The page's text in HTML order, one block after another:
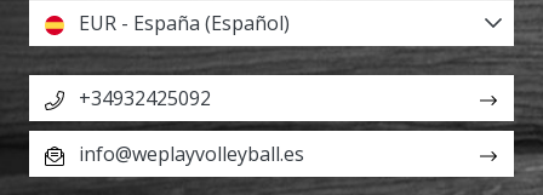
EUR - España (Español)
+34932425092
info@weplayvolleyball.es